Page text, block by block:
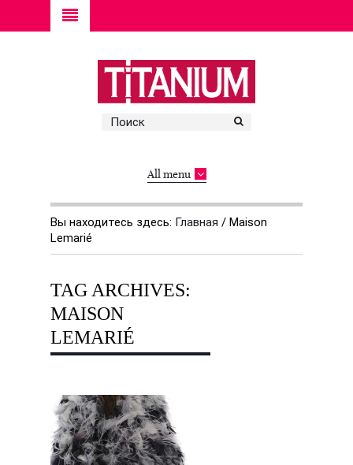
All menu
Вы находитесь здесь: Главная / Maison
Lemarié
TAG ARCHIVES:
MAISON
LEMARIÉ